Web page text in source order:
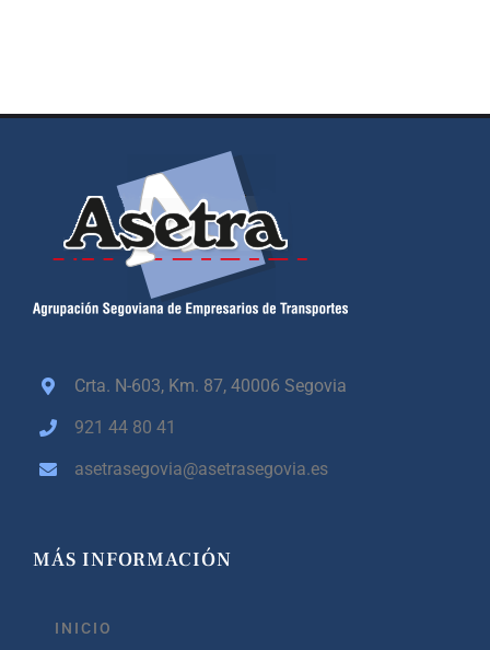
Crta. N-603, Km. 87,40006 Segovia
921 44 80 41
asetrasegovia@asetrasegovia.es
MÁS INFORMACIÓN
INICIO